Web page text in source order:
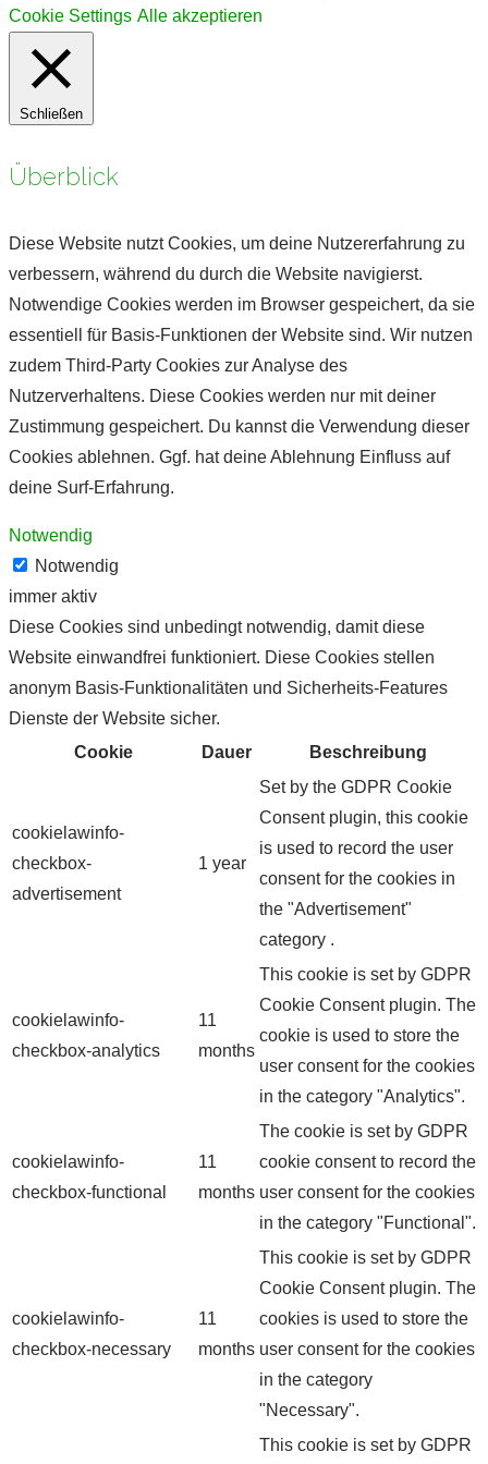
Cookie Settings Alle akzeptieren
Schließen
Überblick
Diese Website nutzt Cookies, um deine Nutzererfahrung zu
verbessern, während du durch die Website navigierst.
Notwendige Cookies werden im Browser gespeichert, da sie
essentiell für Basis-Funktionen der Website sind. Wir nutzen
zudem Third-Party Cookies zur Analyse des
Nutzerverhaltens. Diese Cookies werden nur mit deiner
Zustimmung gespeichert. Du kannst die Verwendung dieser
Cookies ablehnen. Ggf. hat deine Ablehnung Einfluss auf
deine Surf-Erfahrung.
Notwendig
Notwendig
immer aktiv
Diese Cookies sind unbedingt notwendig, damit diese
Website einwandfrei funktioniert. Diese Cookies stellen
anonym Basis-Funktionalitäten und Sicherheits-Features
Dienste der Website sicher.
Cookie
Dauer Beschreibung
cookielawinfo-
checkbox-
advertisement
1 year
Set by the GDPR Cookie
Consent plugin, this cookie
is used to record the user
consent for the cookies in
the "Advertisement"
category .
cookielawinfo-
checkbox-analytics
11
months
This cookie is set by GDPR
Cookie Consent plugin. The
cookie is used to store the
user consent for the cookies
in the category "Analytics".
cookielawinfo-
checkbox-functional
11
months
The cookie is set by GDPR
cookie consent to record the
user consent for the cookies
in the category "Functional".
cookielawinfo-
checkbox-necessary
11
months
This cookie is set by GDPR
Cookie Consent plugin. The
cookies is used to store the
user consent for the cookies
in the category
"Necessary".
This cookie is set by GDPR